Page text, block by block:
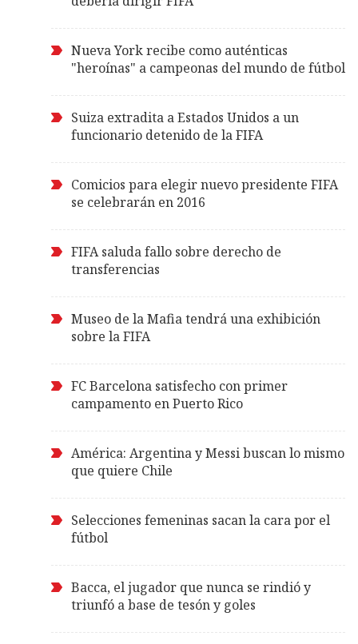
Nueva York recibe como auténticas
"heroínas" a campeonas del mundo de fútbol
Suiza extradita a Estados Unidos a un
funcionario detenido de la FIFA
Comicios para elegir nuevo presidente FIFA
se celebrarán en 2016
FIFA saluda fallo sobre derecho de
transferencias
Museo de la Mafia tendrá una exhibición
sobre la FIFA
FC Barcelona satisfecho con primer
campamento en Puerto Rico
América: Argentina y Messi buscan lo mismo
que quiere Chile
Selecciones femeninas sacan la cara por el
fútbol
Bacca, el jugador que nunca se rindió y
triunfó a base de tesón y goles